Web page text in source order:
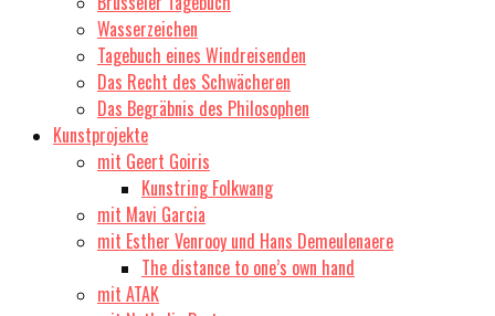
Wasserzeichen
Tagebuch eines Windreisenden
Das Recht des Schwächeren
Das Begräbnis des Philosophen
Kunstprojekte
mit Geert Goiris
Kunstring Folkwang
mit Mavi Garcia
mit Esther Venrooy und Hans Demeulenaere
The distance to one’s own hand
mit ATAK